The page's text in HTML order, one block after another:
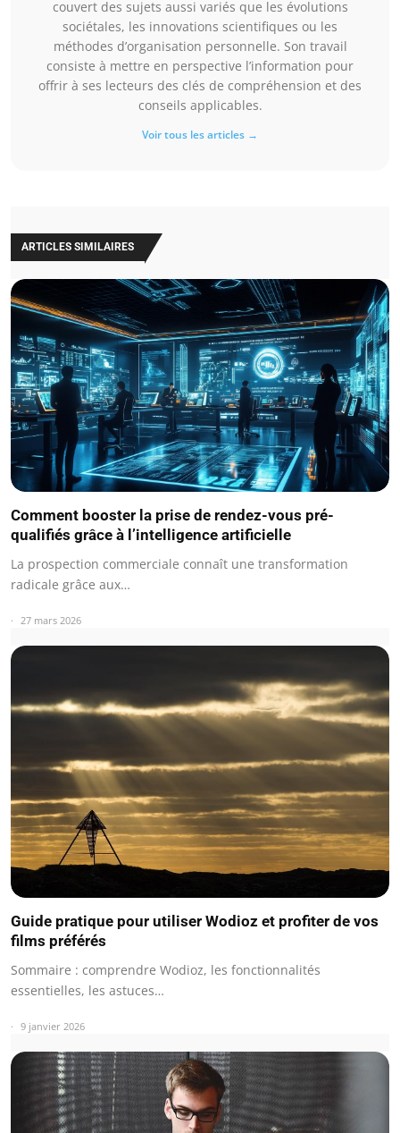
couvert des sujets aussi variés que les évolutions
sociétales, les innovations scientifiques ou les
méthodes d’organisation personnelle. Son travail
consiste à mettre en perspective l’information pour
offrir à ses lecteurs des clés de compréhension et des
conseils applicables.
Voir tous les articles →
ARTICLES SIMILAIRES
Comment booster la prise de rendez-vous pré-
qualifiés grâce à l’intelligence artificielle
La prospection commerciale connaît une transformation
radicale grâce aux…
27 mars 2026
Guide pratique pour utiliser Wodioz et profiter de vos
films préférés
Sommaire : comprendre Wodioz, les fonctionnalités
essentielles, les astuces…
9 janvier 2026